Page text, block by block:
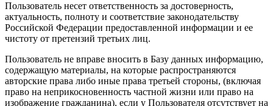
Пользователь несет ответственность за достоверность,
актуальность, полноту и соответствие законодательству
Российской Федерации предоставленной информации и ее
чистоту от претензий третьих лиц.
Пользователь не вправе вносить в Базу данных информацию,
содержащую материалы, на которые распространяются
авторские права либо иные права третьей стороны, (включая
право на неприкосновенность частной жизни или право на
изображение гражданина), если у Пользователя отсутствует на